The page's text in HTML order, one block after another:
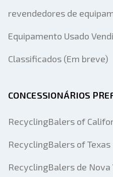
revendedores de
Equipamento Usado
Classificados (Em breve)
CONCESSIONÁRIOS
RecyclingBalers of
RecyclingBalers of Texas
RecyclingBalers de Nova